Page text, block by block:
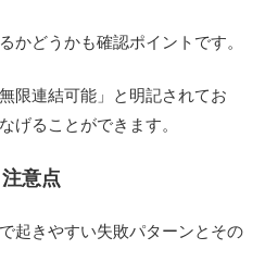
かどうかも確認ポイントです。
限連結可能」と明記されてお
げることができます。
意点
起きやすい失敗パターンとその